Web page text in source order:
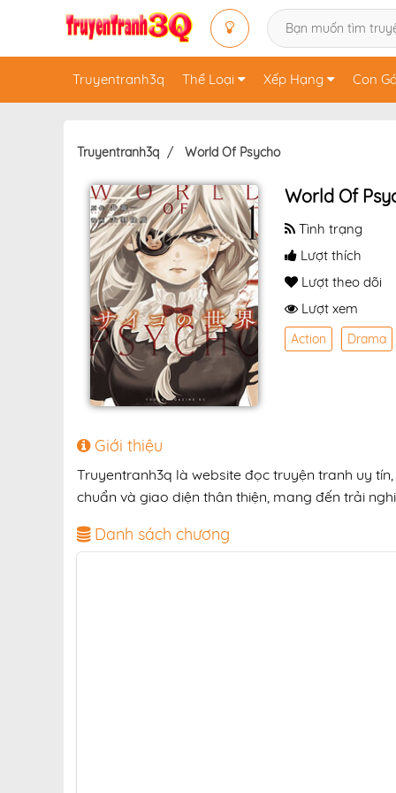
Truyentranh3q Thể Loại Xếp Hạng Con
Truyentranh3q World Of Psycho
World Of
Tình trạng
Lượt thích
Lượt theo dõi
Lượt xem
Action Drama
Giới thiệu
Truyentranh3q là website đọc truyện tranh uy
chuẩn và giao diện thân thiện, mang đến trải
Danh sách chương